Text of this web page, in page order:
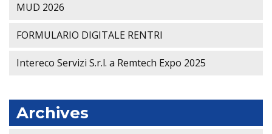
MUD 2026
FORMULARIO DIGITALE RENTRI
Intereco Servizi S.r.l. a Remtech Expo 2025
Archives